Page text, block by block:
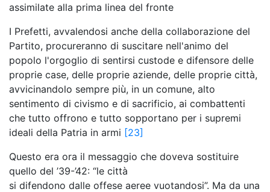
assimilate alla prima linea del fronte
I Prefetti, avvalendosi anche della collaborazione del
Partito, procureranno di suscitare nell'animo del
popolo l'orgoglio di sentirsi custode e difensore delle
proprie case, delle proprie aziende, delle proprie città,
avvicinandolo sempre più, in un comune, alto
sentimento di civismo e di sacrificio, ai combattenti
che tutto offrono e tutto sopportano per i supremi
ideali della Patria in armi [23]
Questo era ora il messaggio che doveva sostituire
quello del ’39-’42: “le città
si difendono dalle offese aeree vuotandosi”. Ma da una